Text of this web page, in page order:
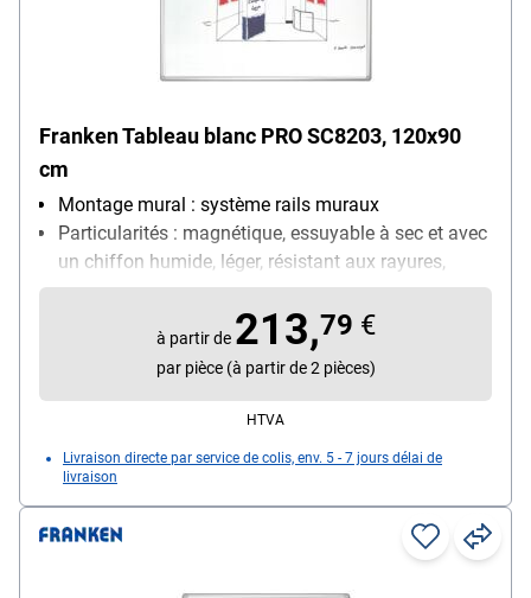
Franken Tableau blanc PRO SC8203, 120x90
cm
Montage mural : système rails muraux
Particularités : magnétique, essuyable à sec et avec
un chiffon humide, léger, résistant aux rayures,
résistant à l’acide
Taille du tableau : médium (120 x 90 cm)
Utilisation : utilisation quotidienne
à partir de 213,79 €
par pièce (à partir de 2 pièces)
HTVA
Livraison directe par service de colis, env. 5 - 7 jours délai de
livraison